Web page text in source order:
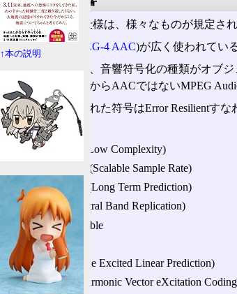
MPEG-4の音響仕様は、様々なものが規定され
中でも
MPEG-4 AAC)が広く使われてい
MPEG-4 Audioは、音響符号化の種類がオ
用可能で、また後からAACではないMPEG
下記、ERと附された符号はError Resilientすな
AAC Main
AAC LC (Low Complexity)
AAC SSR (Scalable Sample Rate)
AAC LTP (Long Term Prediction)
SBR(Spectral Band Replication)
AAC Scalable
TwinVQ
CELP(Code Excited Linear Prediction)
HVXC (Harmonic Vector eXcitation
↑本の説明